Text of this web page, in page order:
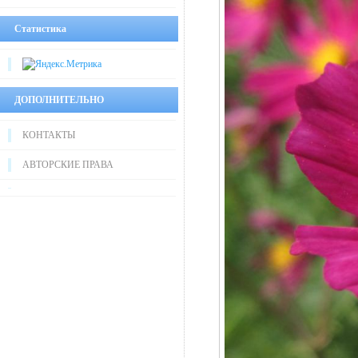
Статистика
ДОПОЛНИТЕЛЬНО
КОНТАКТЫ
АВТОРСКИЕ ПРАВА